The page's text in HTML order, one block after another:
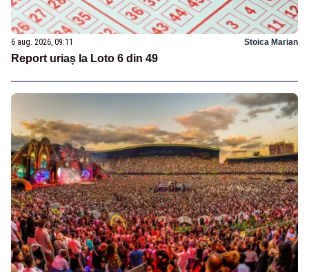
6 aug. 2026, 09:11 Stoica Marian
Report uriaș la Loto 6 din 49